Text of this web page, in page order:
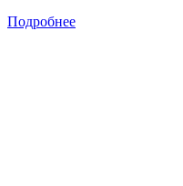
Подробнее